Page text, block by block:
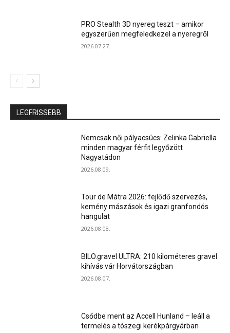
PRO Stealth 3D nyereg teszt – amikor
egyszerűen megfeledkezel a nyeregről
2026.07.27.
LEGFRISSEBB
Nemcsak női pályacsúcs: Zelinka Gabriella
minden magyar férfit legyőzött
Nagyatádon
2026.08.09.
Tour de Mátra 2026: fejlődő szervezés,
kemény mászások és igazi granfondós
hangulat
2026.08.08.
BILO.gravel ULTRA: 210 kilométeres gravel
kihívás vár Horvátországban
2026.08.07.
Csődbe ment az Accell Hunland – leáll a
termelés a tószegi kerékpárgyárban